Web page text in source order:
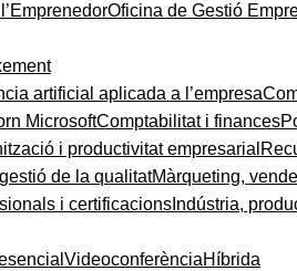
Oficina de Gestió
artificial aplicada a l’empresa
MicrosoftComptabilitat i finances
i productivitat empresarial
de la qualitatMàrqueting,
i certificacions Indústria,
VideoconferènciaHíbrida